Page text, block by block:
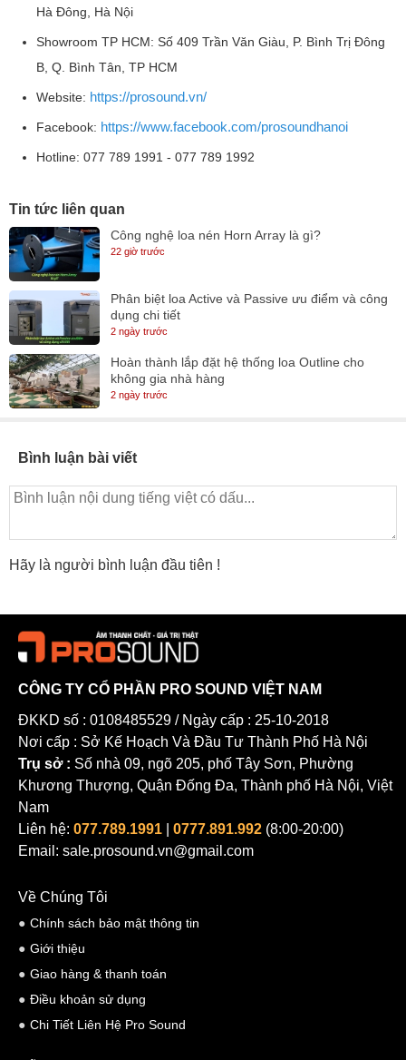
Hà Đông, Hà Nội
Showroom TP HCM: Số 409 Trần Văn Giàu, P. Bình Trị Đông
B, Q. Bình Tân, TP HCM
Website: https://prosound.vn/
Facebook: https://www.facebook.com/prosoundhanoi
Hotline: 077 789 1991 - 077 789 1992
Tin tức liên quan
Công nghệ loa nén Horn Array là gì?
22 giờ trước
Phân biệt loa Active và Passive ưu điểm và công
dụng chi tiết
2 ngày trước
Hoàn thành lắp đặt hệ thống loa Outline cho
không gia nhà hàng
2 ngày trước
Bình luận bài viết
Hãy là người bình luận đầu tiên !
CÔNG TY CỔ PHẦN PRO SOUND VIỆT NAM
ĐKKD số : 0108485529 / Ngày cấp : 25-10-2018
Nơi cấp : Sở Kế Hoạch Và Đầu Tư Thành Phố Hà Nội
Trụ sở : Số nhà 09, ngõ 205, phố Tây Sơn, Phường
Khương Thượng, Quận Đống Đa, Thành phố Hà Nội, Việt
Nam
Liên hệ: 077.789.1991 0777.891.992 (8:00-20:00)
Email: sale.prosound.vn@gmail.com
Về Chúng Tôi
Chính sách bảo mật thông tin
Giới thiệu
Giao hàng & thanh toán
Điều khoản sử dụng
Chi Tiết Liên Hệ Pro Sound